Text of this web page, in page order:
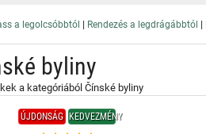
a legolcsóbbtól | Rendezés a legdrágábbtól |
byliny
a kategóriából Čínské byliny
ÚJDONSÁG KEDVEZMÉNY